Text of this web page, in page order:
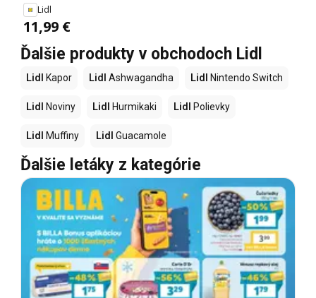
Lidl
11,99 €
Ďalšie produkty v obchodoch Lidl
Lidl Kapor Lidl Ashwagandha Lidl Nintendo Switch
Lidl Noviny Lidl Hurmikaki Lidl Polievky
Lidl Muffiny Lidl Guacamole
Ďalšie letáky z kategórie